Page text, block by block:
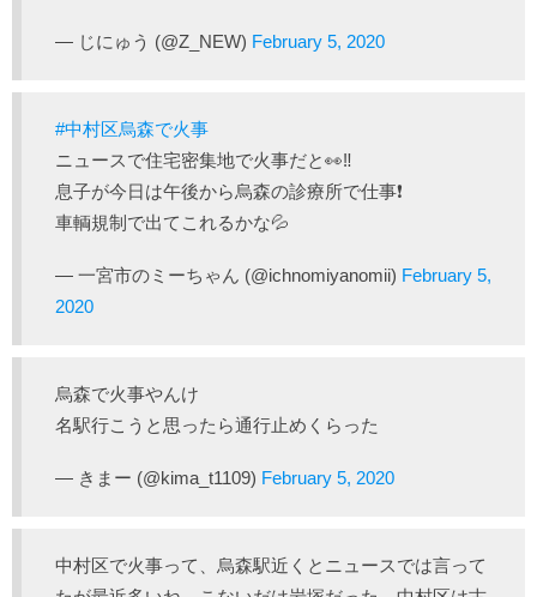
— じにゅう (@Z_NEW) February 5, 2020
#中村区烏森で火事
ニュースで住宅密集地で火事だと👀‼️
息子が今日は午後から烏森の診療所で仕事❗
車輌規制で出てこれるかな💦
— 一宮市のミーちゃん (@ichnomiyanomii) February 5,
2020
烏森で火事やんけ
名駅行こうと思ったら通行止めくらった
— きまー (@kima_t1109) February 5, 2020
中村区で火事って、烏森駅近くとニュースでは言って